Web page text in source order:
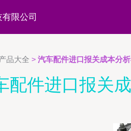
限公司
品大全 > 汽车配件进口报关成本分
配件进口报关